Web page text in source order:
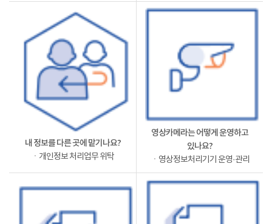
내 정보를 다른 곳에 맡기나요?
ㆍ개인정보 처리업무 위탁
영상카메라는 어떻게 운영하고
있나요?
ㆍ영상정보처리기기 운영·관리